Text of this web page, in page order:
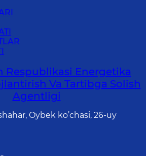
Respublikasi Energetika
Va Tartibga Solish
Agentligi
Oybek ko’chasi, 26-uy